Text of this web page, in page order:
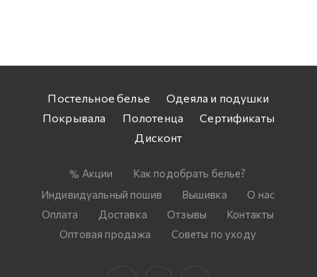
Постельное белье
Одеяла и подушки
Покрывала
Полотенца
Сертификаты
Дисконт
Акции
Как подобрать белье?
Индивидуальный пошив
Вышивка
О нас
Оплата
Доставка Отзывы
Контакты
Оптовая продажа
Советы по уходу